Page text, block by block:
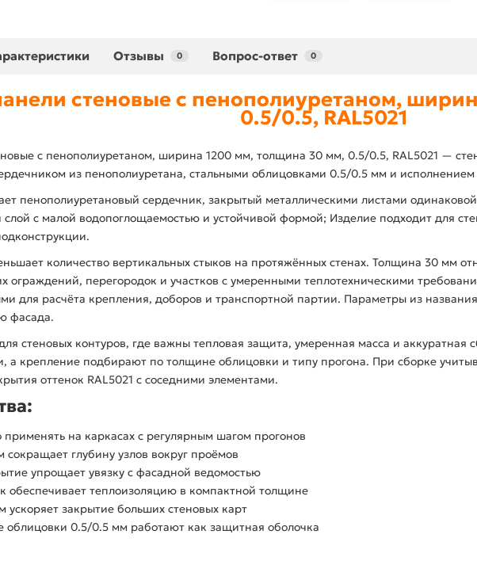
Отзывы 0 Вопрос-ответ 0
стеновые с пенополиуретаном,
0.5/0.5, RAL5021
с пенополиуретаном, ширина 1200 мм, толщина 30 мм, 0.5/0.5, RAL5021 —
из пенополиуретана, стальными облицовками 0.5/0.5 мм и исполнением
пенополиуретановый сердечник, закрытый металлическими листами
с малой водопоглощаемостью и устойчивой формой; Изделие подходит для
количество вертикальных стыков на протяжённых стенах. Толщина 30 мм
ограждений, перегородок и участков с умеренными теплотехническими
для расчёта крепления, доборов и транспортной партии. Параметры из
фасада.
стеновых контуров, где важны тепловая защита, умеренная масса и
а крепление подбирают по толщине облицовки и типу прогона. При сборке
оттенок RAL5021 с соседними элементами.
применять на каркасах с регулярным шагом прогонов
глубину узлов вокруг проёмов
упрощает увязку с фасадной ведомостью
обеспечивает теплоизоляцию в компактной толщине
ускоряет закрытие больших стеновых карт
облицовки 0.5/0.5 мм работают как защитная оболочка